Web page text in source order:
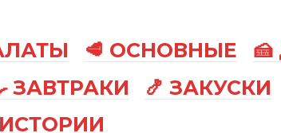
🥩 ОСНОВНЫЕ
ЗАВТРАКИ 🍤 ЗАКУСКИ